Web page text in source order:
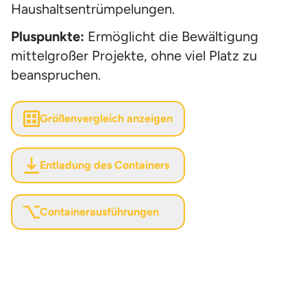
Haushaltsentrümpelungen.
Pluspunkte: Ermöglicht die Bewältigung
mittelgroßer Projekte, ohne viel Platz zu
beanspruchen.
Größenvergleich anzeigen
Entladung des Containers
Containerausführungen